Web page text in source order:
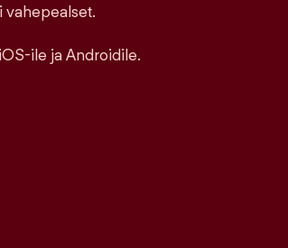
vahepealset.
ile ja Androidile.